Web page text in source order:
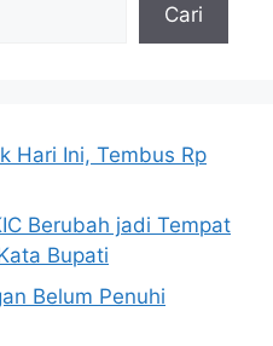
Cari
Hari Ini, Tembus Rp
Berubah jadi Tempat
Bupati
Belum Penuhi